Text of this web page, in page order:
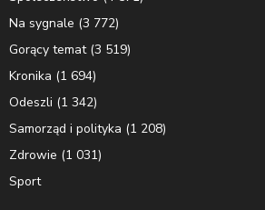
Na sygnale (3 772)
Gorący temat(3 519)
Kronika (1 694)
Odeszli (1 342)
Samorząd i polityka (1 208)
Zdrowie (1 031)
Sport